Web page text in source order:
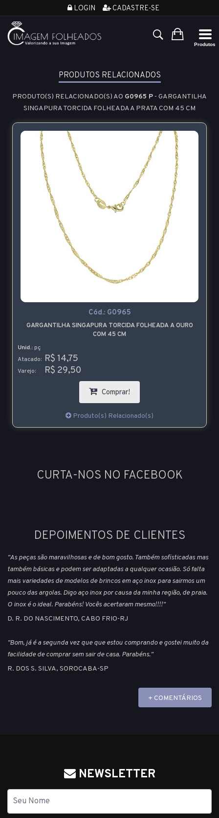
LOGIN CADASTRE-SE
PRODUTOS RELACIONADOS
PRODUTO(S) RELACIONADO(S) AO G0965 P - GARGANTILHA
SINGAPURA TORCIDA FOLHEADA A PRATA COM 45 CM
Cód.: G0965
GARGANTILHA SINGAPURA TORCIDA FOLHEADA A OURO
COM 45 CM
Unid.: pç
Atacado: R$ 14,75
Varejo: R$ 29,50
Comprar!
Produto(s) Relacionado(s)
CURTA-NOS NO FACEBOOK
DEPOIMENTOS DE CLIENTES
"As peças são maravilhosas e de bom gosto. Também sofisticadas mas
também básicas e podem ser adaptadas a qualquer ocasião. Só falta
mais variedades de modelos de brincos em aço inox para sairmos um
pouco das argolas. Digo aço inox por causa da minha região, de praia.
O inox é o ideal. Parabéns! Vocês acertaram mesmo!!!!"
D. R. DO NASCIMENTO, CABO FRIO-RJ
"Bom, já é a segunda vez que que estou comprando e gostei muito da
facilidade de comprar sem sair de casa. Parabéns."
R. DOS S. SILVA, SOROCABA-SP
+ COMENTÁRIOS
NEWSLETTER